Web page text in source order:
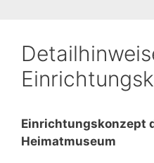
Einrichtungskonzept
Heimatmuseum